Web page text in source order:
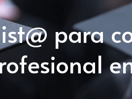
para